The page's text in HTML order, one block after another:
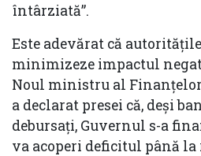
întârziată”.
Este adevărat că
minimizeze impactul
Noul ministru al
a declarat presei că, deși
debursați, Guvernul s-a
va acoperi deficitul până la